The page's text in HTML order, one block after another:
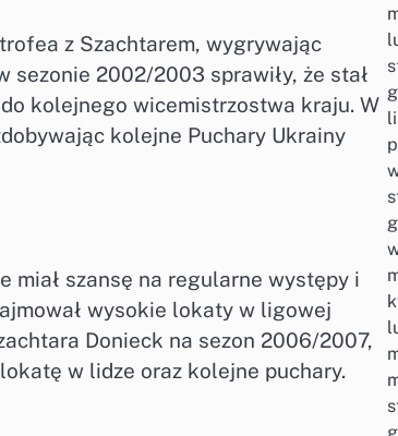
z Szachtarem, wygrywając
sezonie 2002/2003 sprawiły, że stał
kolejnego wicemistrzostwa kraju. W
kolejne Puchary Ukrainy
szansę na regularne występy i
wysokie lokaty w ligowej
Donieck na sezon 2006/2007,
w lidze oraz kolejne puchary.